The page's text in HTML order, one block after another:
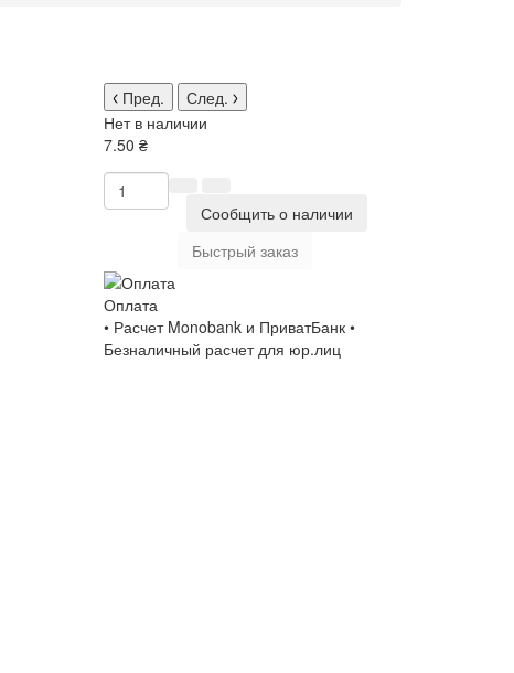
Пред.
След.
Нет в наличии
7.50 ₴
Сообщить о наличии
Быстрый заказ
Оплата
• Расчет Monobank и ПриватБанк •
Безналичный расчет для юр.лиц